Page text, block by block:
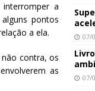
a
pontos
a ela.
contra, os
as
07/
07/